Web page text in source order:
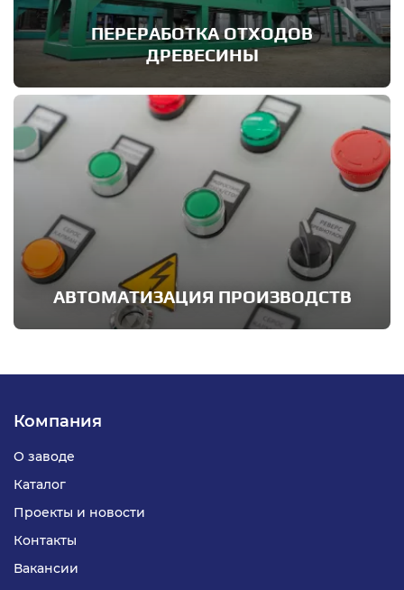
ПЕРЕРАБОТКА ОТХОДОВ
ДРЕВЕСИНЫ
АВТОМАТИЗАЦИЯ ПРОИЗВОДСТВ
Компания
О заводе
Каталог
Проекты и новости
Контакты
Вакансии